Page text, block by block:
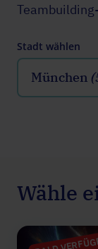
Stadt wählen
München
Wähle